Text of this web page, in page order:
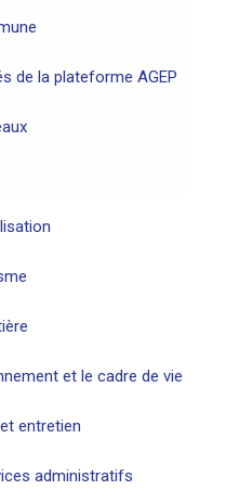
de la plateforme AGEP
et le cadre de vie
entretien
administratifs